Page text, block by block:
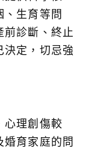
、生育等問
診斷、終止
定，切忌強
心理創傷較
婚育家庭的問